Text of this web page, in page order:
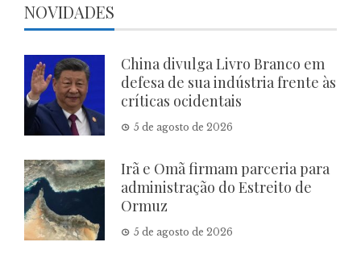
NOVIDADES
China divulga Livro Branco em
defesa de sua indústria frente às
críticas ocidentais
5 de agosto de 2026
Irã e Omã firmam parceria para
administração do Estreito de
Ormuz
5 de agosto de 2026